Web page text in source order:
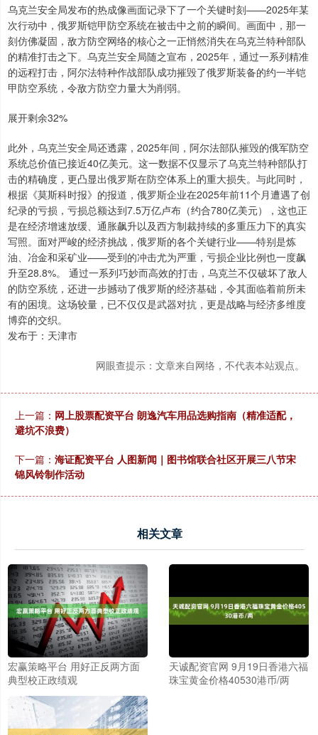
乌克兰安全局发布的热成像画面记录下了一个关键时刻——2025年某
次行动中，俄罗斯铠甲防空系统在被击中之前的瞬间。画面中，那一
刻仿佛凝固，敌方防空网络的核心之一正悄然消失在乌克兰特种部队
的精准打击之下。乌克兰安全局随之宣布，2025年，通过一系列精准
的远程打击，阿尔法特种作战部队成功摧毁了俄罗斯装备的约一半铠
甲防空系统，令敌方防空力量大为削弱。
展开剩余32%
此外，乌克兰安全局还透露，2025年间，阿尔法部队摧毁的俄军防空
系统总价值已接近40亿美元。这一数据不仅显示了乌克兰特种部队打
击的精确度，更凸显出俄罗斯在防空体系上的重大损失。与此同时，
根据《莫斯科时报》的报道，俄罗斯企业在2025年前11个月遭遇了创
纪录的亏损，亏损总额达到7.5万亿卢布（约合780亿美元），这也正
是在经济增速放缓、通胀飙升以及西方制裁持续的多重压力下的真实
写照。面对严峻的经济挑战，俄罗斯的各个关键行业——特别是炼
油、冶金和采矿业——受到的冲击尤为严重，亏损企业比例也一度飙
升至28.8%。 通过一系列巧妙而高效的打击，乌克兰不仅破坏了敌人
的防空系统，还进一步撼动了俄罗斯的经济基础，令其面临着前所未
有的困境。这场较量，已不仅仅是武器对抗，更是战略与经济多维度
博弈的交织。
发布于：天津市
网眼查提示：文章来自网络，不代表本站观点。
上一篇： 网上股票配资平台 朗逸汽车用品选购指南（精准适配，
避坑不浪费）
下一篇： 海证配资平台 人图新闻｜图书馆联合社区开展三八节宋
锦风铃制作活动
相关文章
宏赢策略平台 用好正反两方面
典型校正政绩观
天诚配资官网 9月19日香港六福
珠宝黄金价格40530港币/两